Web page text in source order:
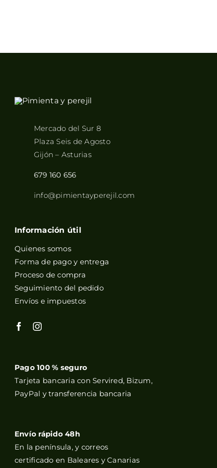
Mercado del Sur 8
Plaza Seis de Agosto
Gijón – Asturias
679 160 656
info@pimientayperejil.com
Información útil
Quienes somos
Forma de pago y entrega
Proceso de compra
Seguimiento del pedido
Envíos e impuestos
Pago 100 % seguro
Tarjeta bancaria con Servired, Bizum,
PayPal y transferencia bancaria
Envío rápido 48h
En la península, y correos
certificado en Baleares y Canarias